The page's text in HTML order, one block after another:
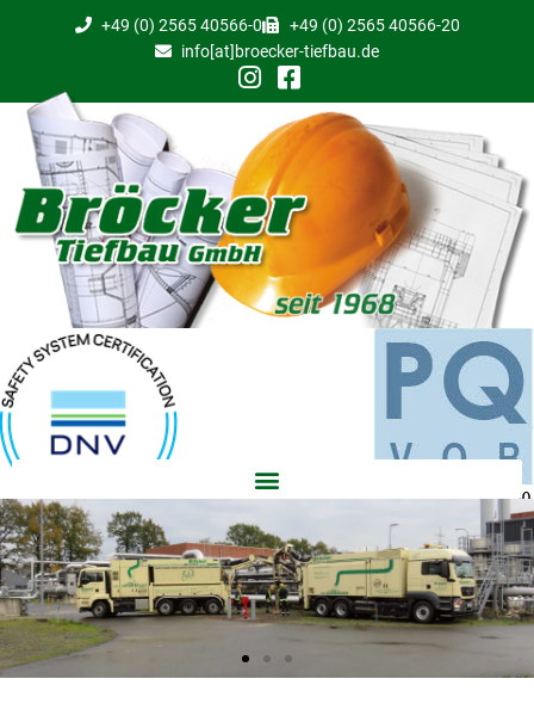
+49 (0) 2565 40566-0
+49 (0) 2565 40566-20
info[at]broecker-tiefbau.de